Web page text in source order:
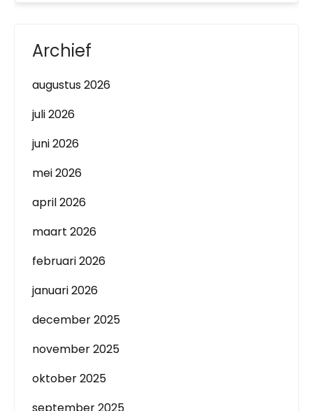
Archief
augustus 2026
juli 2026
juni 2026
mei 2026
april 2026
maart 2026
februari 2026
januari 2026
december 2025
november 2025
oktober 2025